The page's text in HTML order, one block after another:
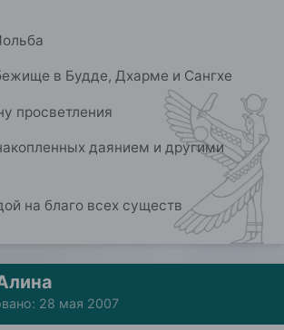
в Будде, Дхарме и Сангхе
просветления
даянием и другими
на благо всех существ
28 мая 2007